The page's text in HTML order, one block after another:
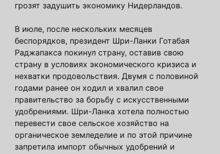
грозят задушить экономику Нидерландов.
В июле, после нескольких месяцев
беспорядков, президент Шри-Ланки Готабая
Раджапакса покинул страну, оставив свою
страну в условиях экономического кризиса и
нехватки продовольствия. Двумя с половиной
годами ранее он ходил и хвалил свое
правительство за борьбу с искусственными
удобрениями. Шри-Ланка хотела полностью
перевести свое сельское хозяйство на
органическое земледелие и по этой причине
запретила импорт обычных удобрений и